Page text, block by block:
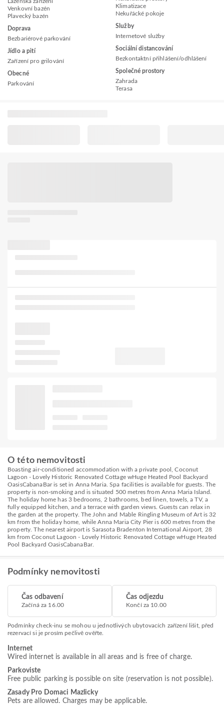
Venkovní bazén
Plavecký bazén
Doprava
Bezbariérové parkování
Jídlo a pití
Zařízení pro grilování
Obecné
Parkování
Klimatizace
Nekuřácké pokoje
Služby
Internetové služby
Sociální distancování
Bezkontaktní přihlášení/odhlášení
Společné prostory
Zahrada
Terasa
O této nemovitosti
Boasting air-conditioned accommodation with a private pool, Coconut
Lagoon - Lovely Historic Renovated Cottage wHuge Heated Pool Backyard
OasisCabanaBar is set in Anna Maria. Spa facilities is available for guests. The
property is non-smoking and is situated 500 metres from Anna Maria Island.
The holiday home has 3 bedrooms, 2 bathrooms, bed linen, towels, a TV, a
fully equipped kitchen, and a terrace with garden views. Guests can relax in
the garden at the property. The John and Mable Ringling Museum of Art is 32
km from the holiday home, while Anna Maria City Pier is 600 metres from the
property. The nearest airport is Sarasota Bradenton International Airport, 28
km from Coconut Lagoon - Lovely Historic Renovated Cottage wHuge Heated
Pool Backyard OasisCabanaBar.
Podmínky nemovitosti
Čas odbavení
Začíná za 16.00
Čas odjezdu
Končí za 10.00
Podmínky check-inu se mohou u jednotlivých ubytovacích zařízení lišit, před
rezervací si je prosím pečlivě ověřte.
Internet
Wired internet is available in all areas and is free of charge.
Parkoviste
Free public parking is possible on site (reservation is not possible).
Zasady Pro Domaci Mazlicky
Pets are allowed. Charges may be applicable.